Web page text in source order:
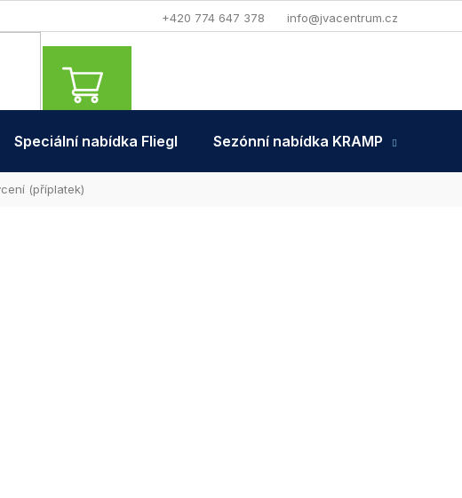
+420 774 647 378 info@jvacentrum.cz
NÁKUPNÍ
KOŠÍK
Speciální nabídka Fliegl Sezónní nabídka KRAMP
(příplatek)